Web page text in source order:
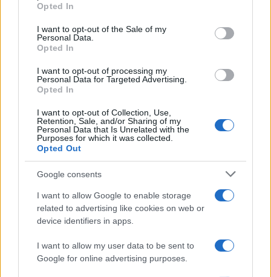
use your data for below specified purposes in below Google
consent section.
Opted In
I want to opt-out of the Sale of my
Personal Data.
Opted In
I want to opt-out of processing my
Personal Data for Targeted Advertising.
Opted In
I want to opt-out of Collection, Use,
Retention, Sale, and/or Sharing of my
Personal Data that Is Unrelated with the
Purposes for which it was collected.
Opted Out
Google consents
I want to allow Google to enable storage
related to advertising like cookies on web or
device identifiers in apps.
I want to allow my user data to be sent to
Google for online advertising purposes.
Μπρίτνεϊ Σπίαρς: Έκανε αποτυχημένο
μπότοξ και ανέβασε στο Instagram την
εμπειρία της
Πάρος: «Αν ήταν κάποιος πάνω από την
πισίνα, δε θα είχα θρηνήσει το παιδί μου» –
Η σπαρακτική περιγραφή του πατέρα και
τα κενά στους ισχυρισμούς του ιδιοκτήτη
του beach bar
Γιάννης Παπαμιχαήλ: «Η απαγόρευση
αφορά στη χρήση της εικόνας και της
φωνής της Αλίκης Βουγιουκλάκη μέσω AI»
Ο δημοσιογράφος Βασίλης Τσεκούρας
ανακοίνωσε ότι παντρεύεται τη σύντροφό
του, Γωγώ Μπαλή
Πιο σχολιασμένα
συνεχίζει τις ολιγοήμερες διακοπές του –
Πού βρέθηκε το Σάββατο